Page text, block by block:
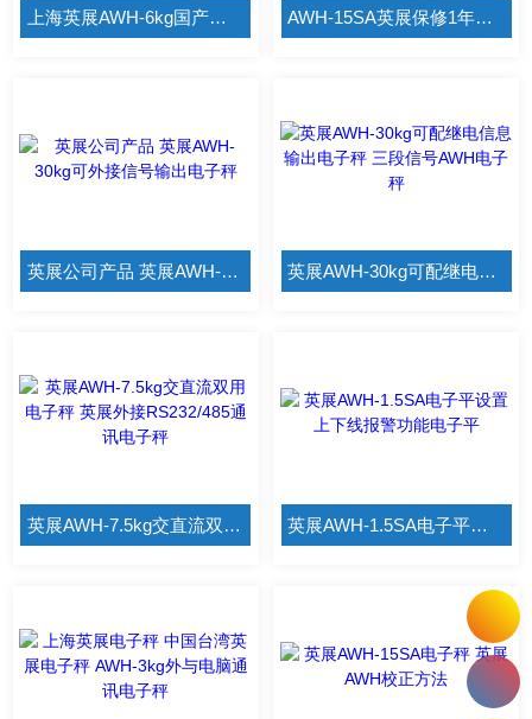
上海英展AWH-6kg国产探花精品 AWH-15SA英展保修1年电子秤 全国连保AWH英展电子秤
英展公司产品 英展AWH-30kg可外接信号输出电子秤 英展AWH-30kg可配继电信息输出电子秤 三段信号AWH电子秤
英展AWH-7.5kg交直流双用电子秤 英展外接RS232/485通讯电子秤 英展AWH-1.5SA电子平设置上下线报警功能电子平